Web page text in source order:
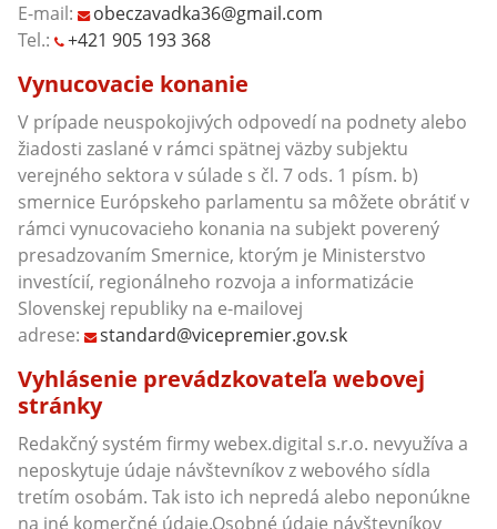
E-mail:
obeczavadka36@gmail.com
Tel.:
+421 905 193 368
Vynucovacie konanie
V prípade neuspokojivých odpovedí na podnety alebo
žiadosti zaslané v rámci spätnej väzby subjektu
verejného sektora v súlade s čl. 7 ods. 1 písm. b)
smernice Európskeho parlamentu sa môžete obrátiť v
rámci vynucovacieho konania na subjekt poverený
presadzovaním Smernice, ktorým je Ministerstvo
investícií, regionálneho rozvoja a informatizácie
Slovenskej republiky na e-mailovej
adrese:
standard@vicepremier.gov.sk
Vyhlásenie prevádzkovateľa webovej
stránky
Redakčný systém firmy webex.digital s.r.o. nevyužíva a
neposkytuje údaje návštevníkov z webového sídla
tretím osobám. Tak isto ich nepredá alebo neponúkne
na iné komerčné údaje.Osobné údaje návštevníkov